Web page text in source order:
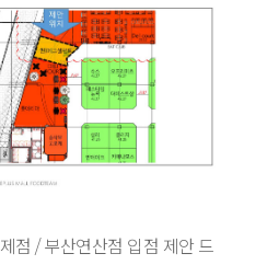
점 / 부산연산점 입점 제안 드